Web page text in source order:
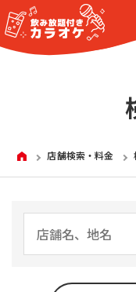
HOME店舗検索・料金